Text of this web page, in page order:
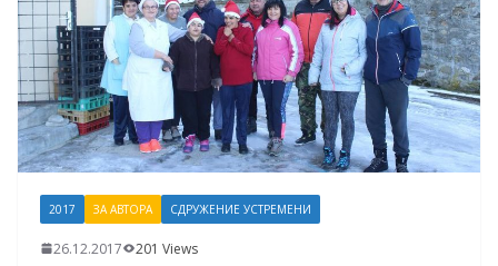
2017 ЗА АВТОРА СДРУЖЕНИЕ УСТРЕМЕНИ
26.12.2017 201 Views